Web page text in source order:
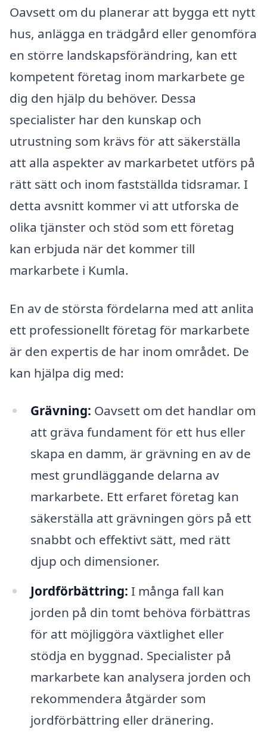
Oavsett om du planerar att bygga ett nytt
hus, anlägga en trädgård eller genomföra
en större landskapsförändring, kan ett
kompetent företag inom markarbete ge
dig den hjälp du behöver. Dessa
specialister har den kunskap och
utrustning som krävs för att säkerställa
att alla aspekter av markarbetet utförs på
rätt sätt och inom fastställda tidsramar. I
detta avsnitt kommer vi att utforska de
olika tjänster och stöd som ett företag
kan erbjuda när det kommer till
markarbete i Kumla.
En av de största fördelarna med att anlita
ett professionellt företag för markarbete
är den expertis de har inom området. De
kan hjälpa dig med:
Grävning: Oavsett om det handlar om
att gräva fundament för ett hus eller
skapa en damm, är grävning en av de
mest grundläggande delarna av
markarbete. Ett erfaret företag kan
säkerställa att grävningen görs på ett
snabbt och effektivt sätt, med rätt
djup och dimensioner.
Jordförbättring: I många fall kan
jorden på din tomt behöva förbättras
för att möjliggöra växtlighet eller
stödja en byggnad. Specialister på
markarbete kan analysera jorden och
rekommendera åtgärder som
jordförbättring eller dränering.